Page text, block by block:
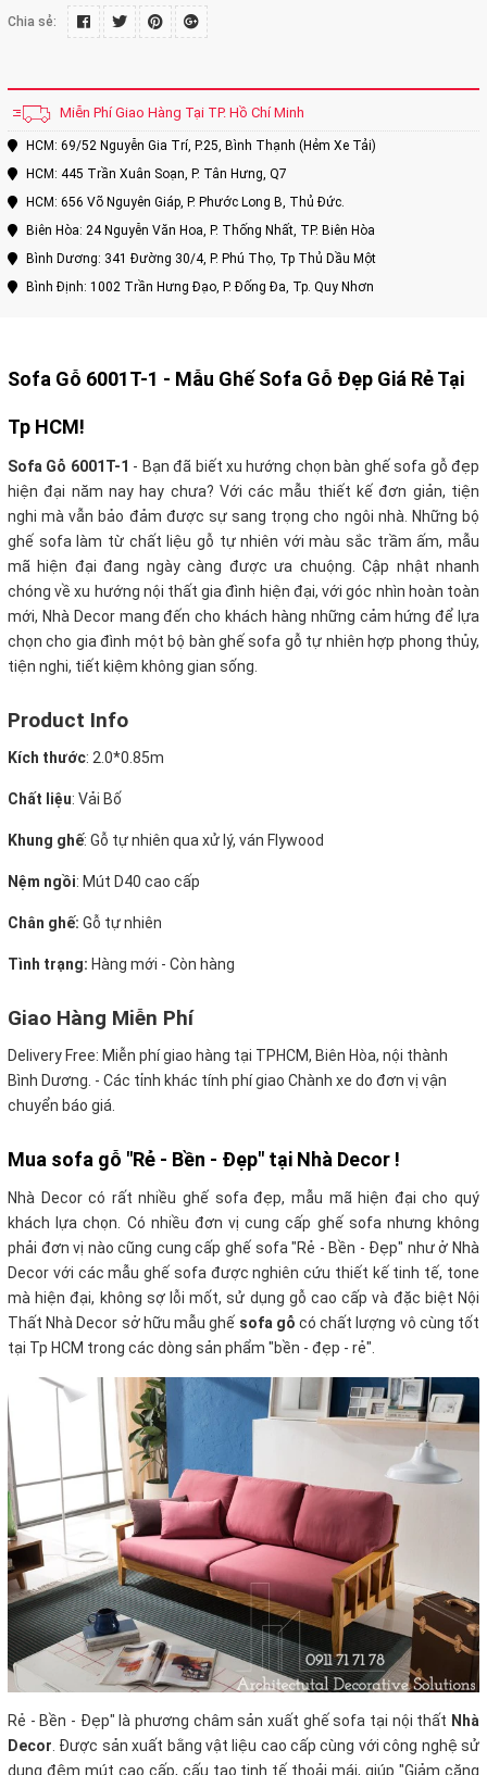
Chia sẻ:
Miễn Phí Giao Hàng Tại TP. Hồ Chí Minh
HCM: 69/52 Nguyễn Gia Trí, P.25, Bình Thạnh (Hẻm Xe Tải)
HCM: 445 Trần Xuân Soạn, P. Tân Hưng, Q7
HCM: 656 Võ Nguyên Giáp, P. Phước Long B, Thủ Đức.
Biên Hòa: 24 Nguyễn Văn Hoa, P. Thống Nhất, TP. Biên Hòa
Bình Dương: 341 Đường 30/4, P. Phú Thọ, Tp Thủ Dầu Một
Bình Định: 1002 Trần Hưng Đạo, P. Đống Đa, Tp. Quy Nhơn
Sofa Gỗ 6001T-1 - Mẫu Ghế Sofa Gỗ Đẹp Giá Rẻ Tại
Tp HCM!
Sofa Gỗ 6001T-1 - Bạn đã biết xu hướng chọn bàn ghế sofa gỗ đẹp
hiện đại năm nay hay chưa? Với các mẫu thiết kế đơn giản, tiện
nghi mà vẫn bảo đảm được sự sang trọng cho ngôi nhà. Những bộ
ghế sofa làm từ chất liệu gỗ tự nhiên với màu sắc trầm ấm, mẫu
mã hiện đại đang ngày càng được ưa chuộng. Cập nhật nhanh
chóng về xu hướng nội thất gia đình hiện đại, với góc nhìn hoàn toàn
mới, Nhà Decor mang đến cho khách hàng những cảm hứng để lựa
chọn cho gia đình một bộ bàn ghế sofa gỗ tự nhiên hợp phong thủy,
tiện nghi, tiết kiệm không gian sống.
Product Info
Kích thước: 2.0*0.85m
Chất liệu: Vải Bố
Khung ghế: Gỗ tự nhiên qua xử lý, ván Flywood
Nệm ngồi: Mút D40 cao cấp
Chân ghế: Gỗ tự nhiên
Tình trạng: Hàng mới - Còn hàng
Giao Hàng Miễn Phí
Delivery Free: Miễn phí giao hàng tại TPHCM, Biên Hòa, nội thành
Bình Dương. - Các tỉnh khác tính phí giao Chành xe do đơn vị vận
chuyển báo giá.
Mua sofa gỗ "Rẻ - Bền - Đẹp" tại Nhà Decor !
Nhà Decor có rất nhiều ghế sofa đẹp, mẫu mã hiện đại cho quý
khách lựa chọn. Có nhiều đơn vị cung cấp ghế sofa nhưng không
phải đơn vị nào cũng cung cấp ghế sofa "Rẻ - Bền - Đẹp" như ở Nhà
Decor với các mẫu ghế sofa được nghiên cứu thiết kế tinh tế, tone
mà hiện đại, không sợ lỗi mốt, sử dụng gỗ cao cấp và đặc biệt Nội
Thất Nhà Decor sở hữu mẫu ghế sofa gỗ có chất lượng vô cùng tốt
tại Tp HCM trong các dòng sản phẩm "bền - đẹp - rẻ".
Rẻ - Bền - Đẹp" là phương châm sản xuất ghế sofa tại nội thất Nhà
Decor. Được sản xuất bằng vật liệu cao cấp cùng với công nghệ sử
dụng đệm mút cao cấp, cấu tạo tinh tế thoải mái, giúp "Giảm căng